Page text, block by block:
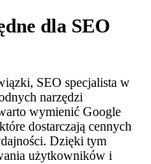
dla SEO
SEO specjalista w
narzędzi
wymienić Google
dostarczają cennych
Dzięki tym
użytkowników i